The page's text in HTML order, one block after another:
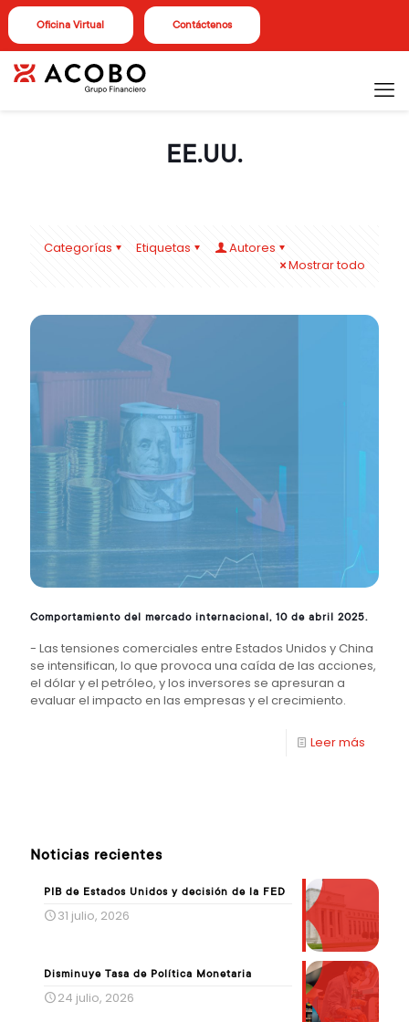
Oficina Virtual Contáctenos
EE.UU.
Categorías Etiquetas
Autores
Mostrar todo
Comportamiento del mercado internacional, 10 de abril 2025.
- Las tensiones comerciales entre Estados Unidos y China
se intensifican, lo que provoca una caída de las acciones,
el dólar y el petróleo, y los inversores se apresuran a
evaluar el impacto en las empresas y el crecimiento.
Leer más
Noticias recientes
PIB de Estados Unidos y decisión de la FED
31 julio, 2026
Disminuye Tasa de Política Monetaria
24 julio, 2026